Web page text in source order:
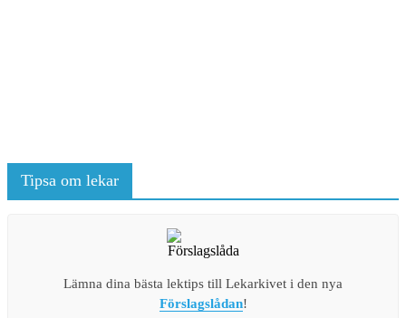
Tipsa om lekar
Lämna dina bästa lektips till Lekarkivet i den nya
Förslagslådan!